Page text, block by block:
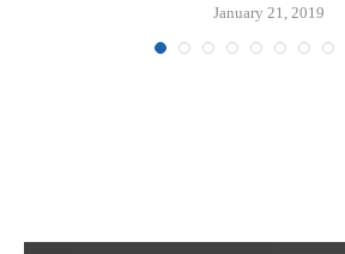
January 21, 2019